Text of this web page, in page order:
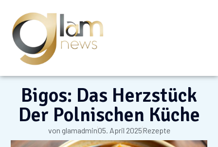
Bigos: Das Herzstück
Der Polnischen Küche
von glamadmin05. April 2025Rezepte